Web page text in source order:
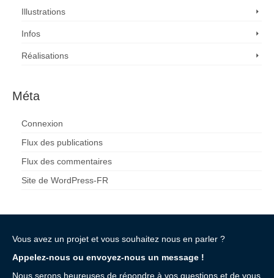
Illustrations
Infos
Réalisations
Méta
Connexion
Flux des publications
Flux des commentaires
Site de WordPress-FR
Vous avez un projet et vous souhaitez nous en parler ?
Appelez-nous ou envoyez-nous un message !
Nous serons heureuses de répondre à vos questions et de vous